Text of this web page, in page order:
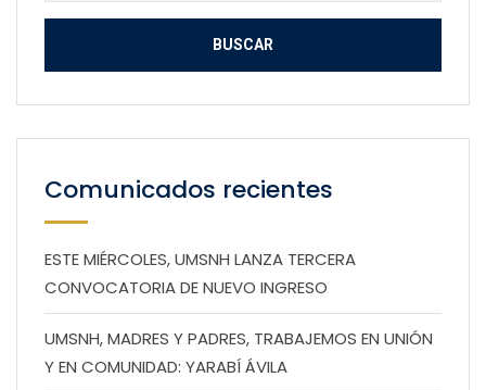
Comunicados recientes
ESTE MIÉRCOLES, UMSNH LANZA TERCERA
CONVOCATORIA DE NUEVO INGRESO
UMSNH, MADRES Y PADRES, TRABAJEMOS EN UNIÓN
Y EN COMUNIDAD: YARABÍ ÁVILA